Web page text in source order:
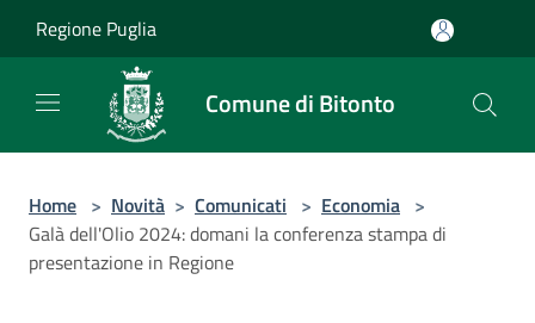
Regione Puglia
Comune di Bitonto
Home > Novità > Comunicati > Economia >
Galà dell'Olio 2024: domani la conferenza stampa di
presentazione in Regione